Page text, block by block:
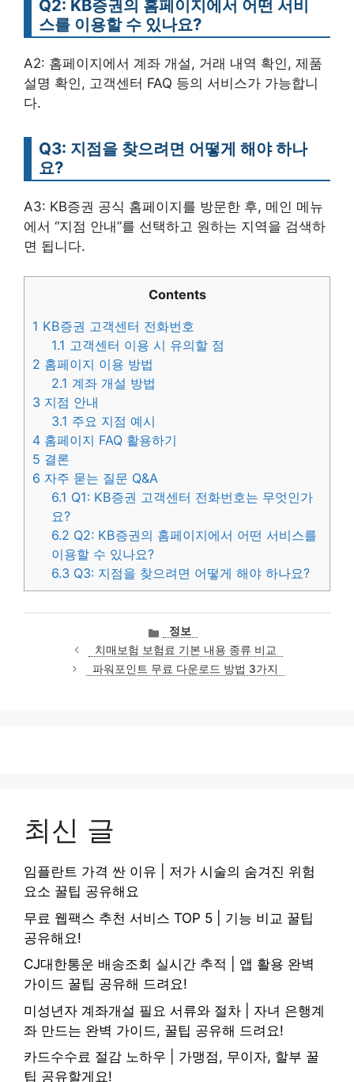
Q2: KB증권의 홈페이지에서 어떤 서비
스를 이용할 수 있나요?
A2: 홈페이지에서 계좌 개설, 거래 내역 확인, 제품
설명 확인, 고객센터 FAQ 등의 서비스가 가능합니
다.
Q3: 지점을 찾으려면 어떻게 해야 하나
요?
A3: KB증권 공식 홈페이지를 방문한 후, 메인 메뉴
에서 “지점 안내”를 선택하고 원하는 지역을 검색하
면 됩니다.
Contents
1 KB증권 고객센터 전화번호
1.1 고객센터 이용 시 유의할 점
2 홈페이지 이용 방법
2.1 계좌 개설 방법
3 지점 안내
3.1 주요 지점 예시
4 홈페이지 FAQ 활용하기
5 결론
6 자주 묻는 질문 Q&A
6.1 Q1: KB증권 고객센터 전화번호는 무엇인가
요?
6.2 Q2: KB증권의 홈페이지에서 어떤 서비스를
이용할 수 있나요?
6.3 Q3: 지점을 찾으려면 어떻게 해야 하나요?
카
테
고
리
정보
치매보험 보험료 기본 내용 종류 비교
파워포인트 무료 다운로드 방법 3가지
최신 글
임플란트 가격 싼 이유 | 저가 시술의 숨겨진 위험
요소 꿀팁 공유해요
무료 웹팩스 추천 서비스 TOP 5 | 기능 비교 꿀팁
공유해요!
CJ대한통운 배송조회 실시간 추적 | 앱 활용 완벽
가이드 꿀팁 공유해 드려요!
미성년자 계좌개설 필요 서류와 절차 | 자녀 은행계
좌 만드는 완벽 가이드, 꿀팁 공유해 드려요!
카드수수료 절감 노하우 | 가맹점, 무이자, 할부 꿀
팁 공유할게요!